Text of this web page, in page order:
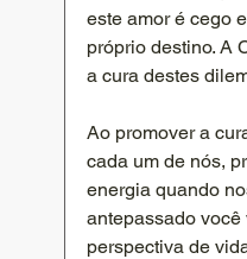
este amor é cego
próprio destino. A
a cura destes
Ao promover a
cada um de nós,
energia quando
antepassado
perspectiva de